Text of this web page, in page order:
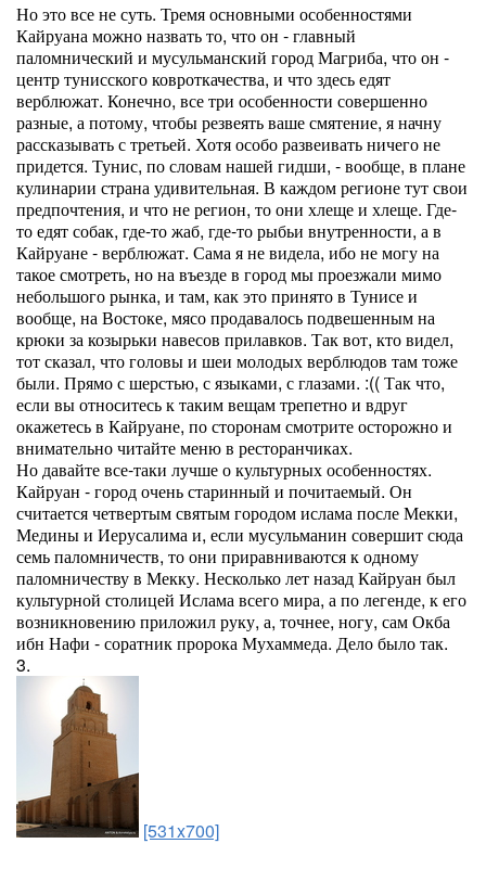
Но это все не суть. Тремя основными особенностями
Кайруана можно назвать то, что он - главный
паломнический и мусульманский город Магриба, что он -
центр тунисского ковроткачества, и что здесь едят
верблюжат. Конечно, все три особенности совершенно
разные, а потому, чтобы резвеять ваше смятение, я начну
рассказывать с третьей. Хотя особо развеивать ничего не
придется. Тунис, по словам нашей гидши, - вообще, в плане
кулинарии страна удивительная. В каждом регионе тут свои
предпочтения, и что не регион, то они хлеще и хлеще. Где-
то едят собак, где-то жаб, где-то рыбьи внутренности, а в
Кайруане - верблюжат. Сама я не видела, ибо не могу на
такое смотреть, но на въезде в город мы проезжали мимо
небольшого рынка, и там, как это принято в Тунисе и
вообще, на Востоке, мясо продавалось подвешенным на
крюки за козырьки навесов прилавков. Так вот, кто видел,
тот сказал, что головы и шеи молодых верблюдов там тоже
были. Прямо с шерстью, с языками, с глазами. :(( Так что,
если вы относитесь к таким вещам трепетно и вдруг
окажетесь в Кайруане, по сторонам смотрите осторожно и
внимательно читайте меню в ресторанчиках.
Но давайте все-таки лучше о культурных особенностях.
Кайруан - город очень старинный и почитаемый. Он
считается четвертым святым городом ислама после Мекки,
Медины и Иерусалима и, если мусульманин совершит сюда
семь паломничеств, то они приравниваются к одному
паломничеству в Мекку. Несколько лет назад Кайруан был
культурной столицей Ислама всего мира, а по легенде, к его
возникновению приложил руку, а, точнее, ногу, сам Окба
ибн Нафи - соратник пророка Мухаммеда. Дело было так.
3.
[531x700]